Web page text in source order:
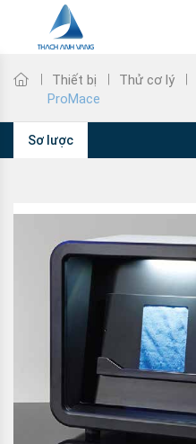
Thiết bị Thử cơ lý
ProMace
Sơ lược